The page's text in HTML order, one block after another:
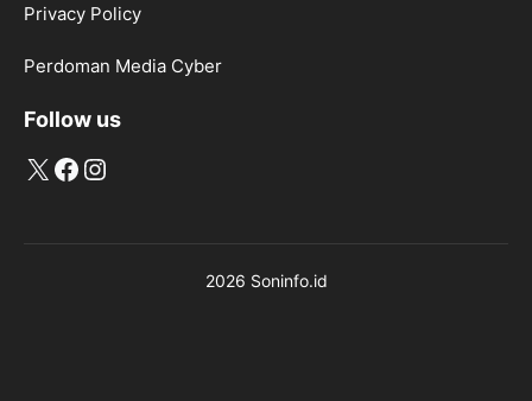
Privacy Policy
Perdoman Media Cyber
Follow us
X Facebook
Instagram
2026 Soninfo.id